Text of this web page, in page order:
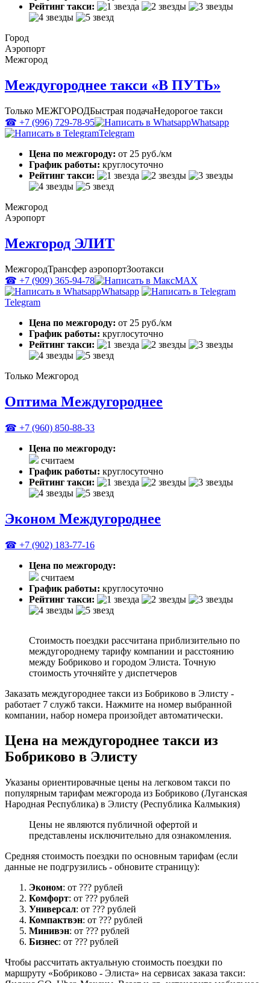
Рейтинг такси:
Город
Аэропорт
Межгород
Междугороднее такси «В ПУТЬ»
Только МЕЖГОРОДБыстрая подачаНедорогое такси
☎ +7 (996) 729-78-95
Whatsapp
Telegram
Цена по межгороду: от 25 руб./км
График работы: круглосуточно
Рейтинг такси:
Межгород
Аэропорт
Межгород ЭЛИТ
МежгородТрансфер аэропортЗоотакси
☎ +7 (909) 365-94-78
MAX
Whatsapp
Telegram
Цена по межгороду: от 25 руб./км
График работы: круглосуточно
Рейтинг такси:
Только Межгород
Оптима Междугороднее
☎ +7 (960) 850-88-33
Цена по межгороду:
считаем
График работы: круглосуточно
Рейтинг такси:
Эконом Междугороднее
☎ +7 (902) 183-77-16
Цена по межгороду:
считаем
График работы: круглосуточно
Рейтинг такси:
Стоимость поездки рассчитана приблизительно по
междугороднему тарифу компании и расстоянию
между Бобриково и городом Элиста. Точную
стоимость уточняйте у диспетчеров
Заказать междугороднее такси из Бобриково в Элисту -
работает 7 служб такси. Нажмите на номер выбранной
компании, набор номера произойдет автоматически.
Цена на междугороднее такси из
Бобриково в Элисту
Указаны ориентировачные цены на легковом такси по
популярным тарифам межгорода из Бобриково (Луганская
Народная Республика) в Элисту (Республика Калмыкия)
Цены не являются публичной офертой и
представлены исключительно для ознакомления.
Средняя стоимость поездки по основным тарифам (если
данные не подгрузились - обновите страницу):
Эконом: от ??? рублей
Комфорт: от ??? рублей
Универсал: от ??? рублей
Компактвэн: от ??? рублей
Минивэн: от ??? рублей
Бизнес: от ??? рублей
Чтобы рассчитать актуальную стоимость поездки по
маршруту «Бобриково - Элиста» на сервисах заказа такси: